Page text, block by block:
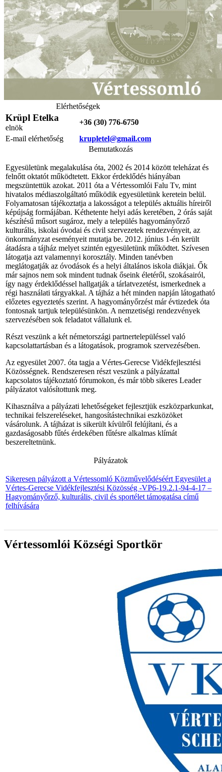
Elérhetőségek
Krüpl Etelka
elnök
+36 (30) 776-6750
E-mail elérhetőség
krupletel@gmail.com
Bemutatkozás
Egyesületünk megalakulása óta, 2002 és 2014 között teleházat és
felnőtt oktatót működtetett. Ekkor érdeklődés hiányában
megszüntettük azokat. 2011 óta a Vértessomlói Falu Tv, mint
hivatalos médiaszolgáltató működik egyesületünk keretein belül.
Folyamatosan tájékoztatja a lakosságot a település aktuális híreiről
képújság formájában. Kéthetente helyi adás keretében, 2 órás saját
készítésű műsort sugároz, mely a település hagyományőrző
kulturális, iskolai óvodai és civil szervezetek rendezvényeit, az
önkormányzat eseményeit mutatja be. 2012. június 1-én került
átadásra a tájház melyet szintén egyesületünk működtet. Szívesen
látogatja azt valamennyi korosztály. Minden tanévben
meglátogatják az óvodások és a helyi általános iskola diákjai. Ők
már sajnos nem sok mindent tudnak őseink életéről, szokásairól,
így nagy érdeklődéssel hallgatják a tárlatvezetést, ismerkednek a
régi használati tárgyakkal. A tájház a hét minden napján látogatható
előzetes egyeztetés szerint. A hagyományőrzést már évtizedek óta
fontosnak tartjuk településünkön. A nemzetiségi rendezvények
szervezésében sok feladatot vállalunk el.
Részt veszünk a két németországi partnertelepüléssel való
kapcsolattartásban és a látogatások, programok szervezésében.
Az egyesület 2007. óta tagja a Vértes-Gerecse Vidékfejlesztési
Közösségnek. Rendszeresen részt veszünk a pályázattal
kapcsolatos tájékoztató fórumokon, és már több sikeres Leader
pályázatot valósítottunk meg.
Kihasználva a pályázati lehetőségeket fejlesztjük eszközparkunkat,
technikai felszereléseket, hangosítástechnikai eszközöket
vásárolunk. A tájházat is sikerült kívülről felújítani, és a
gazdaságosabb fűtés érdekében fűtésre alkalmas klímát
beszereltetnünk.
Pályázatok
Sikeresen pályázott a Vértessomló Közművelődéséért Egyesület a
Vértes-Gerecse Vidékfejlesztési Közösség -VP6-19.2.1-94-4-17 –
Hagyományőrző, kulturális, civil és sportélet támogatása című
felhívására
Vértessomlói Községi Sportkör